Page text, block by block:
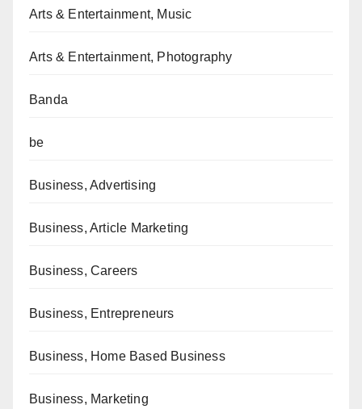
Arts & Entertainment, Music
Arts & Entertainment, Photography
Banda
be
Business, Advertising
Business, Article Marketing
Business, Careers
Business, Entrepreneurs
Business, Home Based Business
Business, Marketing